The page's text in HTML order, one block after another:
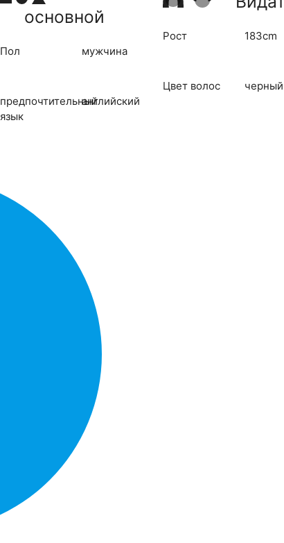
основной
Пол мужчина
предпочтительный
язык
английский
Рост 183cm
Цвет волос черный